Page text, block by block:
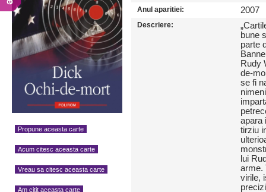
Propune aceasta carte
Acum citesc aceasta carte
Vreau sa citesc aceasta carte
Am citit aceasta carte
Anul aparitiei: 2007
Descriere:
bune
parte
Rudy
de-
se fi
apara
tirziu
lui
arme.
virile,